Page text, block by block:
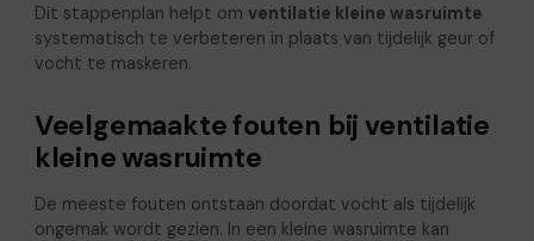
Dit stappenplan helpt om ventilatie kleine wasruimte
systematisch te verbeteren in plaats van tijdelijk geur of
vocht te maskeren.
Veelgemaakte fouten bij ventilatie
kleine wasruimte
De meeste fouten ontstaan doordat vocht als tijdelijk
ongemak wordt gezien. In een kleine wasruimte kan